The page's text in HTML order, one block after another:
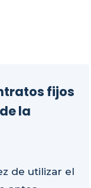
fijos
la
de utilizar el